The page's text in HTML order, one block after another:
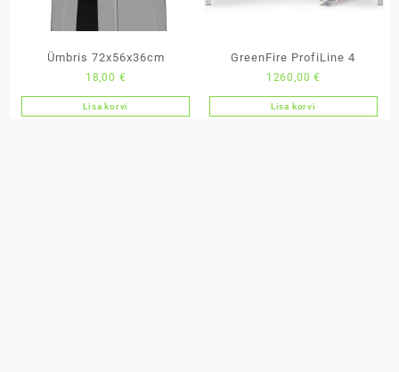
Ümbris 72x56x36cm
18,00 €
Lisa korvi
GreenFire ProfiLine 4
1260,00€
Lisa korvi